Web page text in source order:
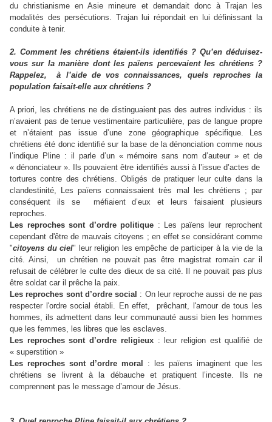
du christianisme en Asie mineure et demandait donc à Trajan les
modalités des persécutions. Trajan lui répondait en lui définissant la
conduite à tenir.
2. Comment les chrétiens étaient-ils identifiés ? Qu’en déduisez-
vous sur la manière dont les païens percevaient les chrétiens ?
Rappelez, à l’aide de vos connaissances, quels reproches la
population faisait-elle aux chrétiens ?
A priori, les chrétiens ne de distinguaient pas des autres individus : ils
n’avaient pas de tenue vestimentaire particulière, pas de langue propre
et n’étaient pas issue d’une zone géographique spécifique. Les
chrétiens été donc identifié sur la base de la dénonciation comme nous
l’indique Pline : il parle d’un « mémoire sans nom d’auteur » et de
« dénonciateur ». Ils pouvaient être identifiés aussi à l’issue d’actes de
tortures contre des chrétiens. Obligés de pratiquer leur culte dans la
clandestinité, Les païens connaissaient très mal les chrétiens ; par
conséquent ils se méfiaient d’eux et leurs faisaient plusieurs
reproches.
Les reproches sont d’ordre politique : Les païens leur reprochent
cependant d'être de mauvais citoyens ; en effet se considérant comme
"citoyens du ciel" leur religion les empêche de participer à la vie de la
cité. Ainsi, un chrétien ne pouvait pas être magistrat romain car il
refusait de célébrer le culte des dieux de sa cité. Il ne pouvait pas plus
être soldat car il prêche la paix.
Les reproches sont d’ordre social : On leur reproche aussi de ne pas
respecter l'ordre social établi. En effet, prêchant, l'amour de tous les
hommes, ils admettent dans leur communauté aussi bien les hommes
que les femmes, les libres que les esclaves.
Les reproches sont d’ordre religieux: leur religion est qualifié de
« superstition »
Les reproches sont d’ordre moral
: les païens imaginent que les
chrétiens se livrent à la débauche et pratiquent l’inceste. Ils ne
comprennent pas le message d’amour de Jésus.